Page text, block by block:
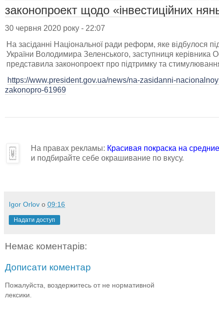
законопроект щодо «інвестиційних
30 червня 2020 року - 22:07
На засіданні Національної ради реформ, яке відбулося
України Володимира Зеленського, заступниця керівника
представила законопроект про підтримку та
https://www.president.gov.ua/news/na-zasidanni-
zakonopro-61969
На правах рекламы: Красивая покраска на
и подбирайте себе окрашивание по вкусу.
Igor Orlov о 09:16
Надати доступ
Немає коментарів:
Дописати коментар
Пожалуйста, воздержитесь от не нормативной
лексики.